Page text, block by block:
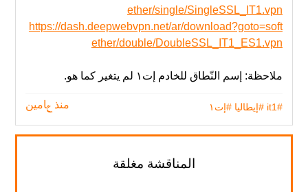
ether/single/SingleSSL_IT1.vpn
https://dash.deepwebvpn.net/ar/download?goto=soft
ether/double/DoubleSSL_IT1_ES1.vpn
ملاحظة: إسم النّطاق للخادم إت١ لم يتغير‬ كما هو.
منذ عامين #it1 #إيطاليا #إت١
المناقشة مغلقة